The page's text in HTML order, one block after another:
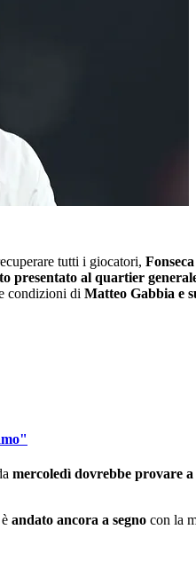
tutti i giocatori, Fonseca
presentato al quartier
condizioni di Matteo Gabbia e
mercoledì dovrebbe provare
andato ancora a segno con la